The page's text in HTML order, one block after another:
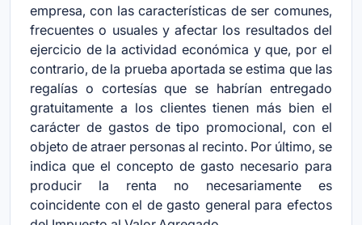
empresa, con las características de ser comunes,
frecuentes o usuales y afectar los resultados del
ejercicio de la actividad económica y que, por el
contrario, de la prueba aportada se estima que las
regalías o cortesías que se habrían entregado
gratuitamente a los clientes tienen más bien el
carácter de gastos de tipo promocional, con el
objeto de atraer personas al recinto. Por último, se
indica que el concepto de gasto necesario para
producir la renta no necesariamente es
coincidente con el de gasto general para efectos